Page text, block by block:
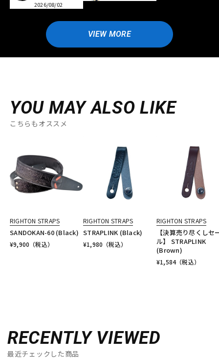
2026/08/02
VIEW MORE
YOU MAY ALSO LIKE
こちらもオススメ
RIGHTON STRAPS
SANDOKAN-60 (Black)
¥9,900 （税込）
RIGHTON STRAPS
STRAPLINK (Black)
¥1,980 （税込）
RIGHTON STRAPS
【決算売り尽くしセ
ル】 STRAPLINK
(Brown)
¥1,584（税込）
RECENTLY VIEWED
最近チェックした商品